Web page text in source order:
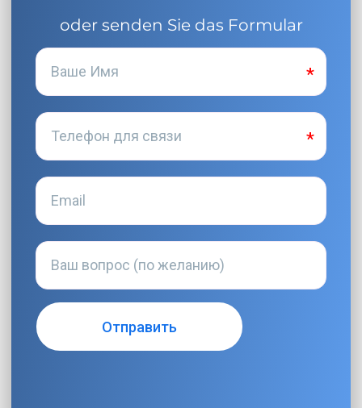
oder senden Sie das Formular